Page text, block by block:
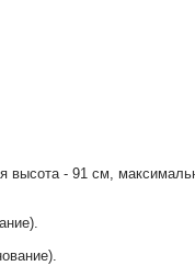
высота - 91 см,